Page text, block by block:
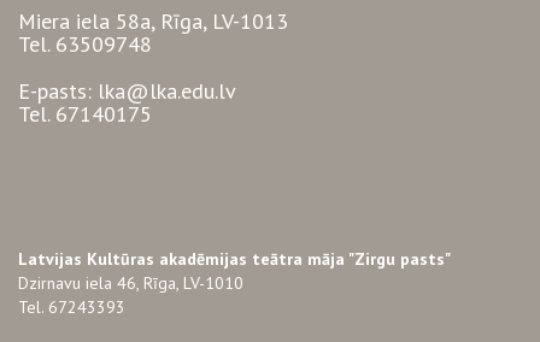
Miera iela 58a, Rīga, LV-1013
Tel. 63509748
E-pasts: lka@lka.edu.lv
Tel. 67140175
Latvijas Kultūras akadēmijas teātra māja "Zirgu pasts"
Dzirnavu iela 46, Rīga, LV-1010
Tel. 67243393